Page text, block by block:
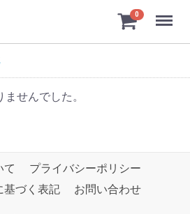
0 Menu
せんでした。
て
プライバシーポリシー
基づく表記
お問い合わせ